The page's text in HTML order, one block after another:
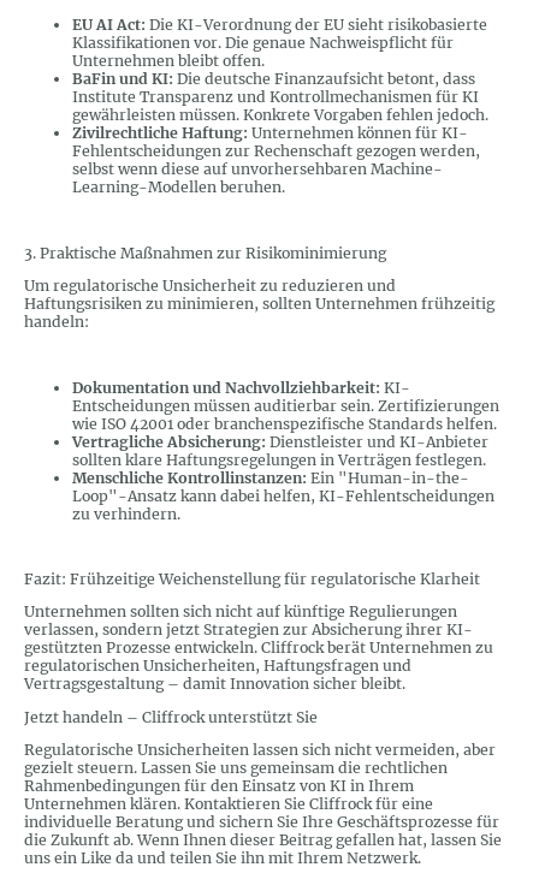
EU AI Act: Die KI-Verordnung der EU sieht risikobasierte
Klassifikationen vor. Die genaue Nachweispflicht für
Unternehmen bleibt offen.
BaFin und KI: Die deutsche Finanzaufsicht betont, dass
Institute Transparenz und Kontrollmechanismen für KI
gewährleisten müssen. Konkrete Vorgaben fehlen jedoch.
Zivilrechtliche Haftung: Unternehmen können für KI-
Fehlentscheidungen zur Rechenschaft gezogen werden,
selbst wenn diese auf unvorhersehbaren Machine-
Learning-Modellen beruhen.
3. Praktische Maßnahmen zur Risikominimierung
Um regulatorische Unsicherheit zu reduzieren und
Haftungsrisiken zu minimieren, sollten Unternehmen frühzeitig
handeln:
Dokumentation und Nachvollziehbarkeit: KI-
Entscheidungen müssen auditierbar sein. Zertifizierungen
wie ISO 42001 oder branchenspezifische Standards helfen.
Vertragliche Absicherung: Dienstleister und KI-Anbieter
sollten klare Haftungsregelungen in Verträgen festlegen.
Menschliche Kontrollinstanzen: Ein "Human-in-the-
Loop"-Ansatz kann dabei helfen, KI-Fehlentscheidungen
zu verhindern.
Fazit: Frühzeitige Weichenstellung für regulatorische Klarheit
Unternehmen sollten sich nicht auf künftige Regulierungen
verlassen, sondern jetzt Strategien zur Absicherung ihrer KI-
gestützten Prozesse entwickeln. Cliffrock berät Unternehmen zu
regulatorischen Unsicherheiten, Haftungsfragen und
Vertragsgestaltung – damit Innovation sicher bleibt.
Jetzt handeln – Cliffrock unterstützt Sie
Regulatorische Unsicherheiten lassen sich nicht vermeiden, aber
gezielt steuern. Lassen Sie uns gemeinsam die rechtlichen
Rahmenbedingungen für den Einsatz von KI in Ihrem
Unternehmen klären. Kontaktieren Sie Cliffrock für eine
individuelle Beratung und sichern Sie Ihre Geschäftsprozesse für
die Zukunft ab. Wenn Ihnen dieser Beitrag gefallen hat, lassen Sie
uns ein Like da und teilen Sie ihn mit Ihrem Netzwerk.